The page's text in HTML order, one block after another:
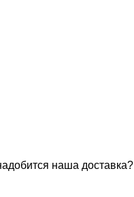
наша доставка?